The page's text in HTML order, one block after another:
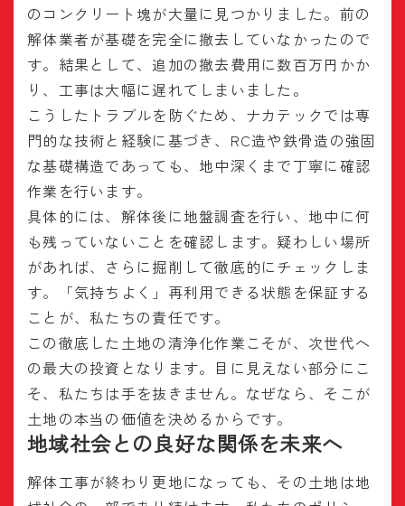
のコンクリート塊が大量に見つかりました。前の
解体業者が基礎を完全に撤去していなかったので
す。結果として、追加の撤去費用に数百万円かか
り、工事は大幅に遅れてしまいました。
こうしたトラブルを防ぐため、ナカテックでは専
門的な技術と経験に基づき、RC造や鉄骨造の強固
な基礎構造であっても、地中深くまで丁寧に確認
作業を行います。
具体的には、解体後に地盤調査を行い、地中に何
も残っていないことを確認します。疑わしい場所
があれば、さらに掘削して徹底的にチェックしま
す。「気持ちよく」再利用できる状態を保証する
ことが、私たちの責任です。
この徹底した土地の清浄化作業こそが、次世代へ
の最大の投資となります。目に見えない部分にこ
そ、私たちは手を抜きません。なぜなら、そこが
土地の本当の価値を決めるからです。
地域社会との良好な関係を未来へ
解体工事が終わり更地になっても、その土地は地